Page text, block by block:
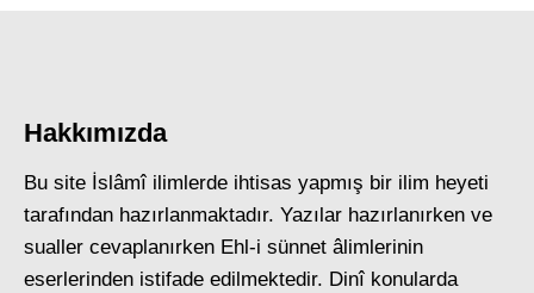
Hakkımızda
Bu site İslâmî ilimlerde ihtisas yapmış bir ilim heyeti
tarafından hazırlanmaktadır. Yazılar hazırlanırken ve
sualler cevaplanırken Ehl-i sünnet âlimlerinin
eserlerinden istifade edilmektedir. Dinî konularda